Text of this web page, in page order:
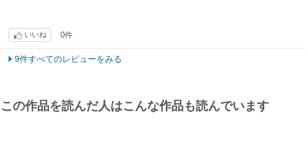
いいね 0件
9件すべてのレビューをみる
この作品を読んだ人はこんな作品も読んでいます